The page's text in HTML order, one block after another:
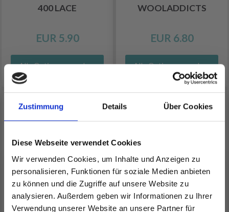
Zustimmung Details Über Cookies
Diese Webseite verwendet Cookies
Wir verwenden Cookies, um Inhalte und Anzeigen zu
personalisieren, Funktionen für soziale Medien anbieten
zu können und die Zugriffe auf unsere Website zu
analysieren. Außerdem geben wir Informationen zu Ihrer
Verwendung unserer Website an unsere Partner für
400 LACE
EUR 5.90
Alle Optionen ansehen
WOOLADDICTS
EUR 6.80
Alle Optionen ansehen